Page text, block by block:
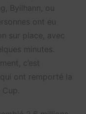
Byilhann, ou
ont eu
sur place, avec
minutes.
c’est
ont remporté la